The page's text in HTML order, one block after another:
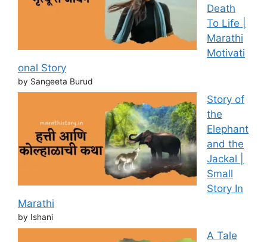
Death
To Life |
Marathi
Motivati
onal Story
by Sangeeta Burud
Story of
the
Elephant
and the
Jackal |
Small
Story In
Marathi
by Ishani
A Tale